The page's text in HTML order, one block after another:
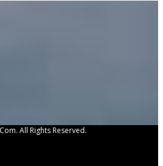
All Rights Reserved.